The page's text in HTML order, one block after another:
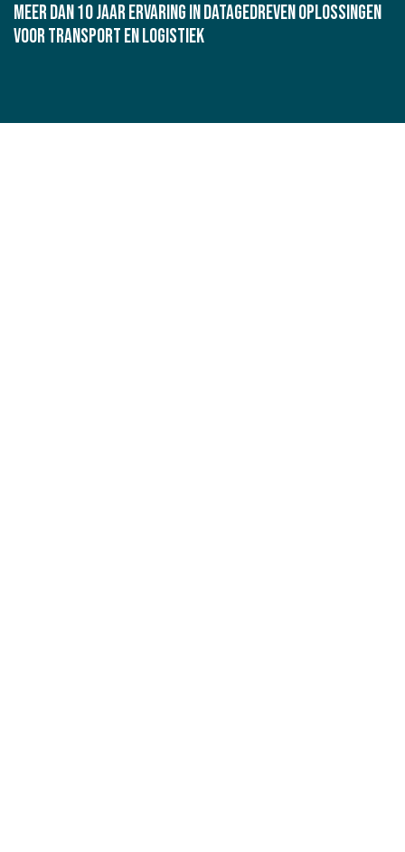
meer dan 10 jaar ervaring in datagedreven oplossingen
voor Transport en logistiek